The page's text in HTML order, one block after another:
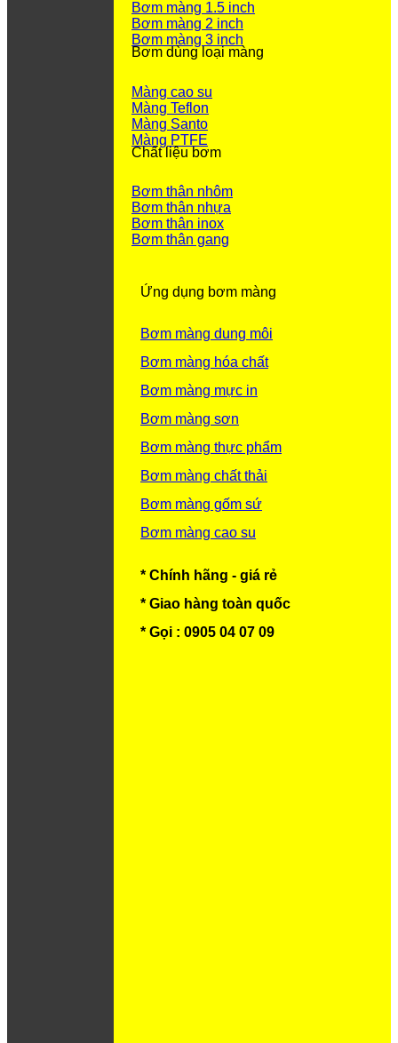
Bơm màng 1.5 inch
Bơm màng 2 inch
Bơm màng 3 inch
Bơm dùng loại màng
Màng cao su
Màng Teflon
Màng Santo
Màng PTFE
Chất liệu bơm
Bơm thân nhôm
Bơm thân nhựa
Bơm thân inox
Bơm thân gang
Ứng dụng bơm màng
Bơm màng dung môi
Bơm màng hóa chất
Bơm màng mực in
Bơm màng sơn
Bơm màng thực phẩm
Bơm màng chất thải
Bơm màng gốm sứ
Bơm màng cao su
* Chính hãng - giá rẻ
* Giao hàng toàn quốc
* Gọi : 0905 04 07 09